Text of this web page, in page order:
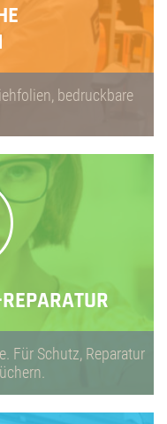
bedruckbare
Für Schutz, Reparatur